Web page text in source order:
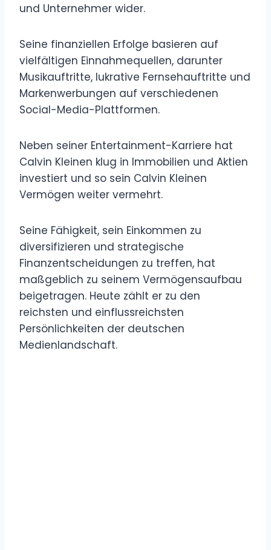
und Unternehmer wider.
Seine finanziellen Erfolge basieren auf
vielfältigen Einnahmequellen, darunter
Musikauftritte, lukrative Fernsehauftritte und
Markenwerbungen auf verschiedenen
Social-Media-Plattformen.
Neben seiner Entertainment-Karriere hat
Calvin Kleinen klug in Immobilien und Aktien
investiert und so sein Calvin Kleinen
Vermögen weiter vermehrt.
Seine Fähigkeit, sein Einkommen zu
diversifizieren und strategische
Finanzentscheidungen zu treffen, hat
maßgeblich zu seinem Vermögensaufbau
beigetragen. Heute zählt er zu den
reichsten und einflussreichsten
Persönlichkeiten der deutschen
Medienlandschaft.